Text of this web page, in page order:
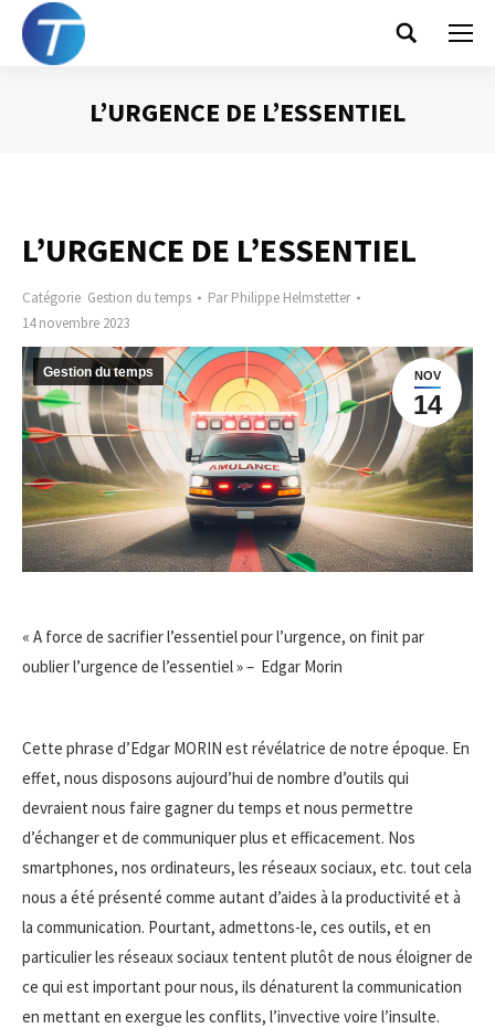
Search:
L’URGENCE DE L’ESSENTIEL
L’URGENCE DE L’ESSENTIEL
Catégorie Gestion du temps ParPhilippe Helmstetter
14 novembre 2023
NOV
14
Gestion du temps
« A force de sacrifier l’essentiel pour l’urgence, on finit par
oublier l’urgence de l’essentiel » – Edgar Morin
Cette phrase d’Edgar MORIN est révélatrice de notre époque. En
effet, nous disposons aujourd’hui de nombre d’outils qui
devraient nous faire gagner du temps et nous permettre
d’échanger et de communiquer plus et efficacement. Nos
smartphones, nos ordinateurs, les réseaux sociaux, etc. tout cela
nous a été présenté comme autant d’aides à la productivité et à
la communication. Pourtant, admettons-le, ces outils, et en
particulier les réseaux sociaux tentent plutôt de nous éloigner de
ce qui est important pour nous, ils dénaturent la communication
en mettant en exergue les conflits, l’invective voire l’insulte.